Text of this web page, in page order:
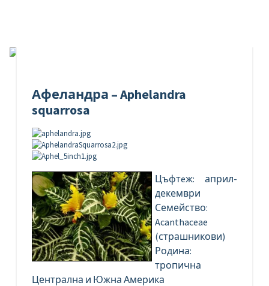
Афеландра – Aphelandra
squarrosa
Цъфтeж: април-
декември
Семейство:
Acanthaceae
(страшникови)
Родина:
тропична
Централна и Южна Америка